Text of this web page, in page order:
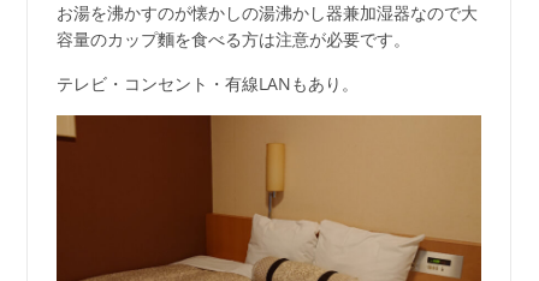
お湯を沸かすのが懐かしの湯沸かし器兼加湿器なので大
容量のカップ麵を食べる方は注意が必要です。
テレビ・コンセント・有線LANもあり。